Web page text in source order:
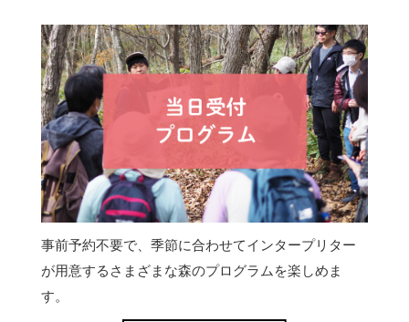
事前予約不要で、季節に合わせてインタープリター
が用意するさまざまな森のプログラムを楽しめま
す。